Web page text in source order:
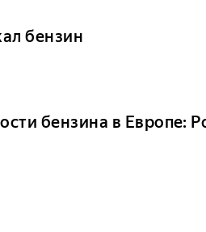
бензин
бензина в Европе: